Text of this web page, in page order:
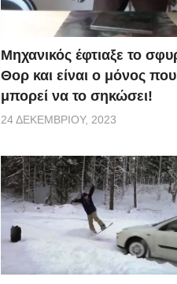
Μηχανικός έφτιαξε το
Θορ και είναι ο μόνος που
μπορεί να το σηκώσει!
24 ΔΕΚΕΜΒΡΊΟΥ, 2023